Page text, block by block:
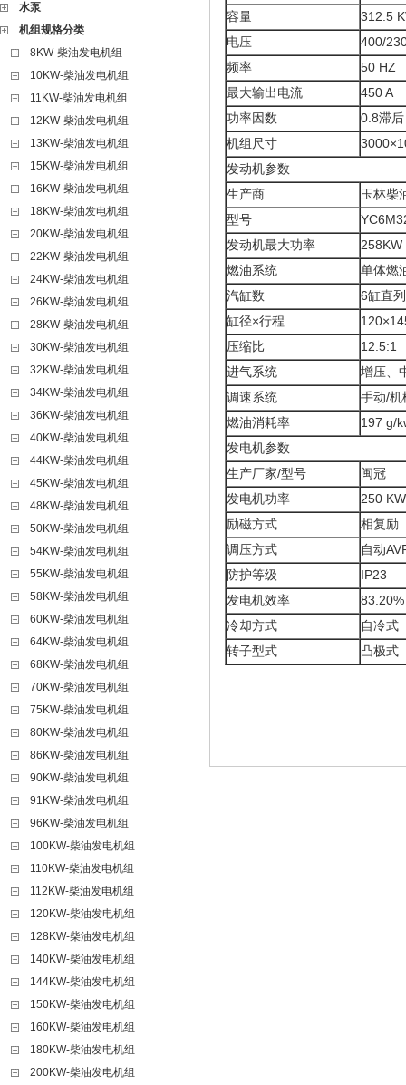
水泵
机组规格分类
8KW-柴油发电机组
10KW-柴油发电机组
11KW-柴油发电机组
12KW-柴油发电机组
13KW-柴油发电机组
15KW-柴油发电机组
16KW-柴油发电机组
18KW-柴油发电机组
20KW-柴油发电机组
22KW-柴油发电机组
24KW-柴油发电机组
26KW-柴油发电机组
28KW-柴油发电机组
30KW-柴油发电机组
32KW-柴油发电机组
34KW-柴油发电机组
36KW-柴油发电机组
40KW-柴油发电机组
44KW-柴油发电机组
45KW-柴油发电机组
48KW-柴油发电机组
50KW-柴油发电机组
54KW-柴油发电机组
55KW-柴油发电机组
58KW-柴油发电机组
60KW-柴油发电机组
64KW-柴油发电机组
68KW-柴油发电机组
70KW-柴油发电机组
75KW-柴油发电机组
80KW-柴油发电机组
86KW-柴油发电机组
90KW-柴油发电机组
91KW-柴油发电机组
96KW-柴油发电机组
100KW-柴油发电机组
110KW-柴油发电机组
112KW-柴油发电机组
120KW-柴油发电机组
128KW-柴油发电机组
140KW-柴油发电机组
144KW-柴油发电机组
150KW-柴油发电机组
160KW-柴油发电机组
180KW-柴油发电机组
200KW-柴油发电机组
容量
312.5
电压
400/
频率
50 HZ
最大输出电流
450 A
功率因数
0.8滞后
机组尺寸
发动机参数
生产商
玉林柴
型号
发动机最大功率
258KW
燃油系统
单体燃
汽缸数
6缸直列
缸径×行程
压缩比
12.5:1
进气系统
增压、
调速系统
手动/机
燃油消耗率
197 g/
发电机参数
生产厂家/型号
闽冠
发电机功率
250 KW
励磁方式
相复励
调压方式
自动
防护等级
IP23
发电机效率
83.20%
冷却方式
自冷式
转子型式
凸极式